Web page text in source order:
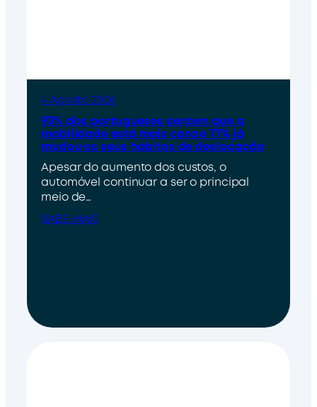
4 Agosto 2026
93% dos portugueses sentem que a
mobilidade está mais cara e 77% já
mudou os seus hábitos de deslocação
Apesar do aumento dos custos, o
automóvel continuar a ser o principal
meio de…
SABE MAIS